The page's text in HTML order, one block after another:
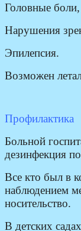
Головные
Нарушения
Эпилепсия.
Возможен
Профилактика
Больной
дезинфекция
Все кто был в
наблюдением
носительство.
В детских